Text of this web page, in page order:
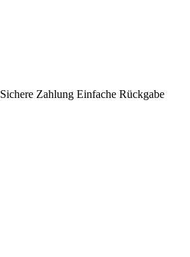
Sichere Zahlung Einfache Rückgabe